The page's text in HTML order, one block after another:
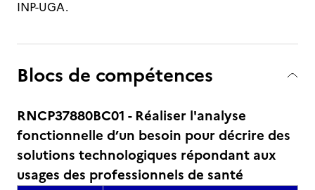
INP-UGA.
Blocs de compétences
RNCP37880BC01 - Réaliser l'analyse
fonctionnelle d’un besoin pour décrire des
solutions technologiques répondant aux
usages des professionnels de santé